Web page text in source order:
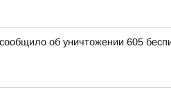
об уничтожении 605